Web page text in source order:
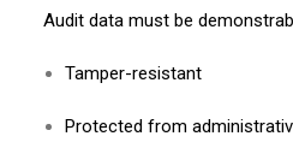
Audit data must be
Tamper-resistant
Protected from